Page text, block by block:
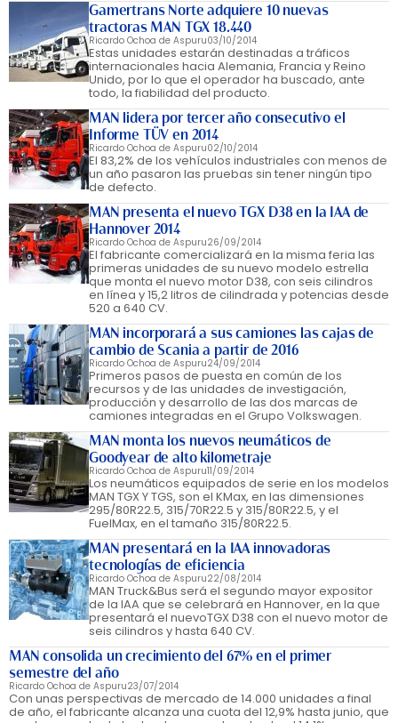
Gamertrans Norte adquiere 10 nuevas
tractoras MAN TGX 18.440
Ricardo Ochoa de Aspuru03/10/2014
Estas unidades estarán destinadas a tráficos
internacionales hacia Alemania, Francia y Reino
Unido, por lo que el operador ha buscado, ante
todo, la fiabilidad del producto.
MAN lidera por tercer año consecutivo el
Informe TÜV en 2014
Ricardo Ochoa de Aspuru02/10/2014
El 83,2% de los vehículos industriales con menos de
un año pasaron las pruebas sin tener ningún tipo
de defecto.
MAN presenta el nuevo TGX D38 en la IAA de
Hannover 2014
Ricardo Ochoa de Aspuru26/09/2014
El fabricante comercializará en la misma feria las
primeras unidades de su nuevo modelo estrella
que monta el nuevo motor D38, con seis cilindros
en línea y 15,2 litros de cilindrada y potencias desde
520 a 640 CV.
MAN incorporará a sus camiones las cajas de
cambio de Scania a partir de 2016
Ricardo Ochoa de Aspuru24/09/2014
Primeros pasos de puesta en común de los
recursos y de las unidades de investigación,
producción y desarrollo de las dos marcas de
camiones integradas en el Grupo Volkswagen.
MAN monta los nuevos neumáticos de
Goodyear de alto kilometraje
Ricardo Ochoa de Aspuru11/09/2014
Los neumáticos equipados de serie en los modelos
MAN TGX Y TGS, son el KMax, en las dimensiones
295/80R22.5, 315/70R22.5 y 315/80R22.5, y el
FuelMax, en el tamaño 315/80R22.5.
MAN presentará en la IAA innovadoras
tecnologías de eficiencia
Ricardo Ochoa de Aspuru22/08/2014
MAN Truck&Bus será el segundo mayor expositor
de la IAA que se celebrará en Hannover, en la que
presentará el nuevoTGX D38 con el nuevo motor de
seis cilindros y hasta 640 CV.
MAN consolida un crecimiento del 67% en el primer
semestre del año
Ricardo Ochoa de Aspuru23/07/2014
Con unas perspectivas de mercado de 14.000 unidades a final
de año, el fabricante alcanza una cuota del 12,9% hasta junio, que